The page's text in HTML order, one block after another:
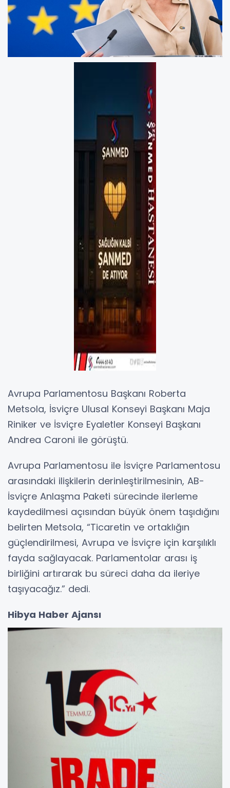
Avrupa Parlamentosu Başkanı Roberta
Metsola, İsviçre Ulusal Konseyi Başkanı Maja
Riniker ve İsviçre Eyaletler Konseyi Başkanı
Andrea Caroni ile görüştü.
Avrupa Parlamentosu ile İsviçre Parlamentosu
arasındaki ilişkilerin derinleştirilmesinin, AB-
İsviçre Anlaşma Paketi sürecinde ilerleme
kaydedilmesi açısından büyük önem taşıdığını
belirten Metsola, “Ticaretin ve ortaklığın
güçlendirilmesi, Avrupa ve İsviçre için karşılıklı
fayda sağlayacak. Parlamentolar arası iş
birliğini artırarak bu süreci daha da ileriye
taşıyacağız.” dedi.
Hibya Haber Ajansı